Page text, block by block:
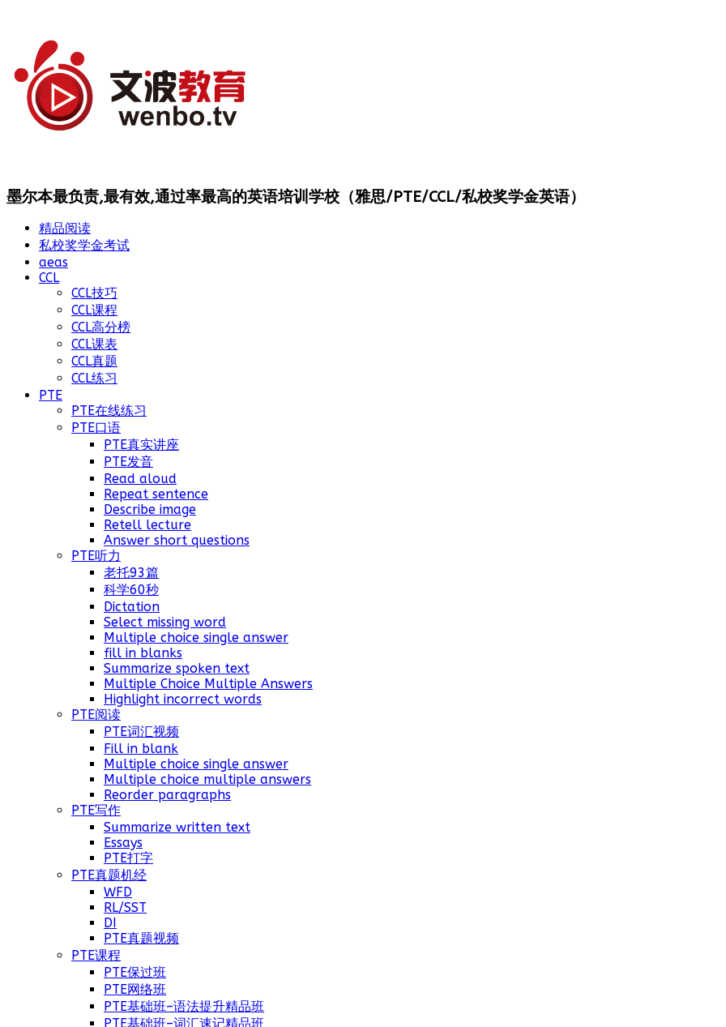
墨尔本最负责,最有效,通过率最高的英语培训学校（雅思/PTE/CCL/私校奖学金英语）
精品阅读
私校奖学金考试
aeas
CCL
CCL技巧
CCL课程
CCL高分榜
CCL课表
CCL真题
CCL练习
PTE
PTE在线练习
PTE口语
PTE真实讲座
PTE发音
Read aloud
Repeat sentence
Describe image
Retell lecture
Answer short questions
PTE听力
老托93篇
科学60秒
Dictation
Select missing word
Multiple choice single answer
fill in blanks
Summarize spoken text
Multiple Choice Multiple Answers
Highlight incorrect words
PTE阅读
PTE词汇视频
Fill in blank
Multiple choice single answer
Multiple choice multiple answers
Reorder paragraphs
PTE写作
Summarize written text
Essays
PTE打字
PTE真题机经
WFD
RL/SST
DI
PTE真题视频
PTE课程
PTE保过班
PTE网络班
PTE基础班–语法提升精品班
PTE基础班–词汇速记精品班